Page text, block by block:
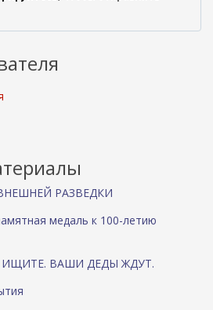
РАЗВЕДКИ
медаль к 100-летию
ВАШИ ДЕДЫ ЖДУТ.